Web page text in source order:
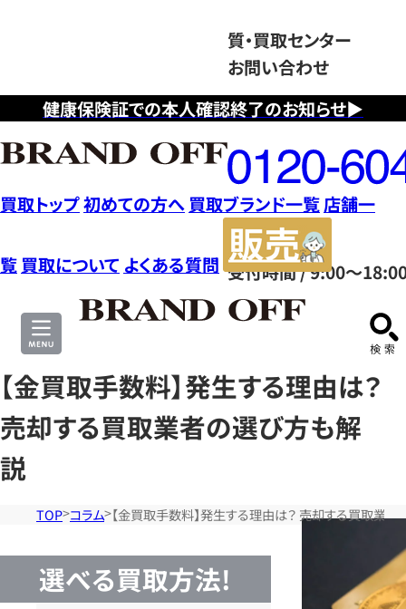
健康保険証での本人確認終了のお知らせ▶
質・買取センター
お問い合わせ
フ
リ
ー
ダ
イ
ヤ
ル
0120604117
受付時間 / 9:00～
買取トップ初めての方へ 買取ブランド一覧店舗一
覧 買取について よくある質問
サ
【金買取手数料】発生する理由は？
売却する買取業者の選び方も解
説
TOP コラム 【金買取手数料】発生する理由は？ 売却する買取業
選べる買取方法!